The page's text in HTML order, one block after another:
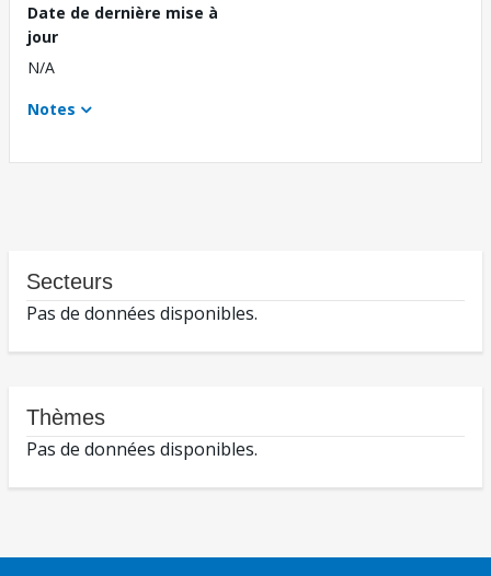
Date de dernière mise à
jour
N/A
Notes
Secteurs
Pas de données disponibles.
Thèmes
Pas de données disponibles.